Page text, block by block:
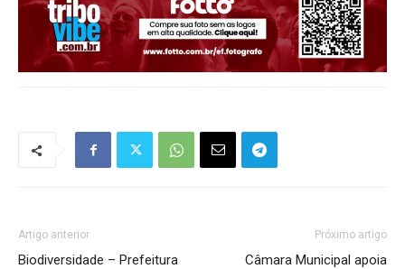
Artigo anterior
Biodiversidade – Prefeitura
Próximo artigo
Câmara Municipal apoia